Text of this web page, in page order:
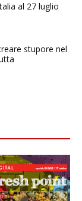
al 27 luglio
stupore nel